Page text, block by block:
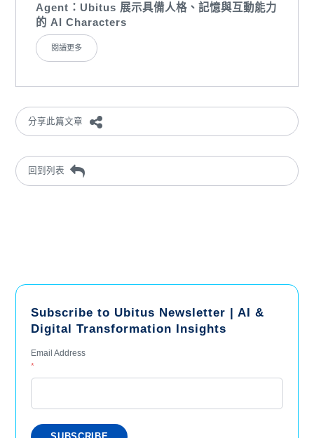
Agent：Ubitus 展示具備人格、記憶與互動能力
的 AI Characters
閱讀更多
分享此篇文章
回到列表
Subscribe to Ubitus Newsletter | AI &
Digital Transformation Insights
Email Address
*